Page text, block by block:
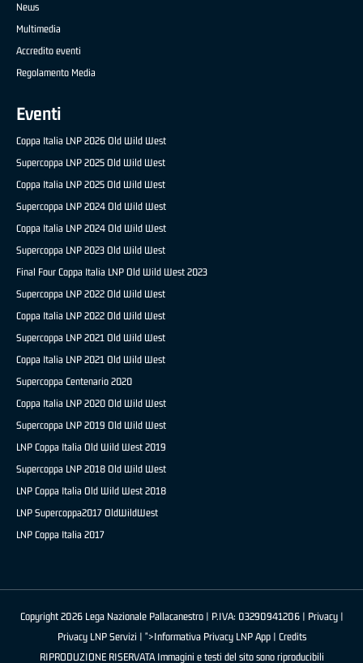
News
Multimedia
Accredito eventi
Regolamento Media
Eventi
Coppa Italia LNP 2026 Old Wild West
Supercoppa LNP 2025 Old Wild West
Coppa Italia LNP 2025 Old Wild West
Supercoppa LNP 2024 Old Wild West
Coppa Italia LNP 2024 Old Wild West
Supercoppa LNP 2023 Old Wild West
Final Four Coppa Italia LNP Old Wild West 2023
Supercoppa LNP 2022 Old Wild West
Coppa Italia LNP 2022 Old Wild West
Supercoppa LNP 2021 Old Wild West
Coppa Italia LNP 2021 Old Wild West
Supercoppa Centenario 2020
Coppa Italia LNP 2020 Old Wild West
Supercoppa LNP 2019 Old Wild West
LNP Coppa Italia Old Wild West 2019
Supercoppa LNP 2018 Old Wild West
LNP Coppa Italia Old Wild West 2018
LNP Supercoppa2017 OldWildWest
LNP Coppa Italia 2017
Copyright 2026 Lega Nazionale Pallacanestro | P.IVA: 03290941206 | Privacy|
Privacy LNP Servizi | ">Informativa Privacy LNP App | Credits
RIPRODUZIONE RISERVATA Immagini e testi del sito sono riproducibili